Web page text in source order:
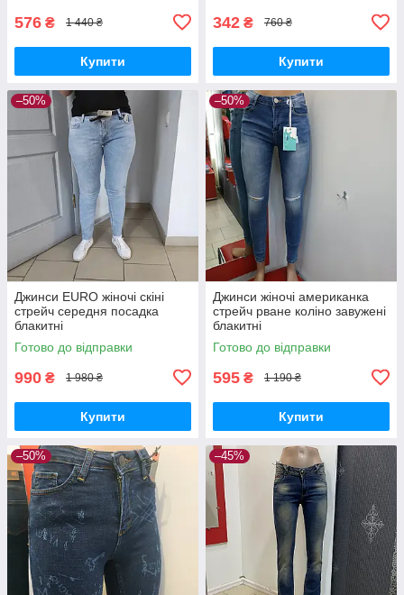
576 ₴ 1 440 ₴
Купити
342 ₴ 760 ₴
Купити
–50%
Джинси EURO жіночі скіні
стрейч середня посадка
блакитні
Готово до відправки
990 ₴ 1 980 ₴
Купити
–50%
Джинси жіночі американка
стрейч рване коліно завужені
блакитні
Готово до відправки
595 ₴ 1 190 ₴
Купити
–50% –45%